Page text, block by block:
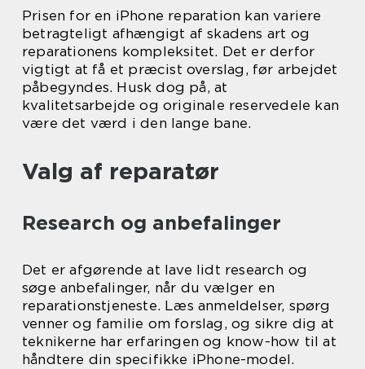
Prisen for en iPhone reparation kan variere
betragteligt afhængigt af skadens art og
reparationens kompleksitet. Det er derfor
vigtigt at få et præcist overslag, før arbejdet
påbegyndes. Husk dog på, at
kvalitetsarbejde og originale reservedele kan
være det værd i den lange bane.
Valg af reparatør
Research og anbefalinger
Det er afgørende at lave lidt research og
søge anbefalinger, når du vælger en
reparationstjeneste. Læs anmeldelser, spørg
venner og familie om forslag, og sikre dig at
teknikerne har erfaringen og know-how til at
håndtere din specifikke iPhone-model.